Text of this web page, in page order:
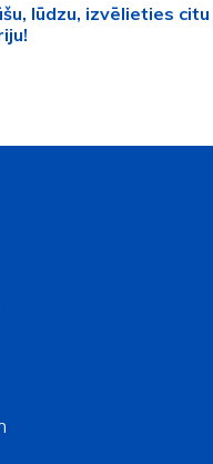
lūdzu, izvēlieties citu